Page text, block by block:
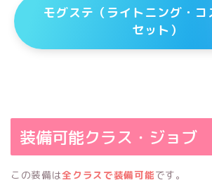
モグステ（ライトニング・コ
セット）
装備可能クラス・ジョブ
この装備は全クラスで装備可能です。